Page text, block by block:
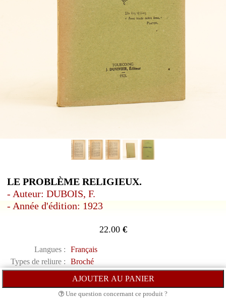
LE PROBLÈME RELIGIEUX.
- Auteur: DUBOIS, F.
- Année d'édition: 1923
22.00€
Langues :
Français
Types de reliure :
Broché
Une question concernant ce produit ?